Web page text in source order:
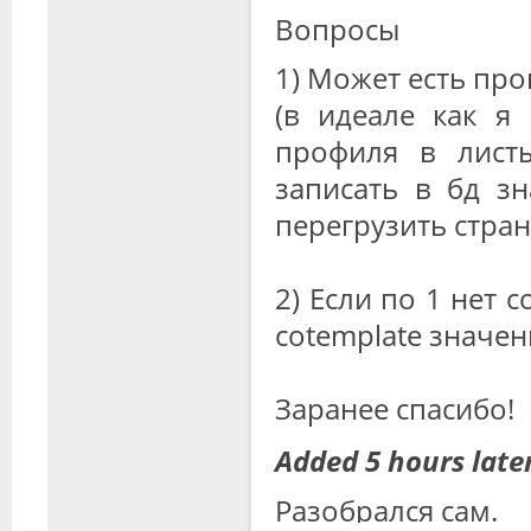
Вопросы
1) Может есть
(в идеале как я
профиля в
записать в бд
перегрузить
2) Если по 1 нет
cotemplate
Заранее спасибо!
Added 5 hours
Разобрался сам.